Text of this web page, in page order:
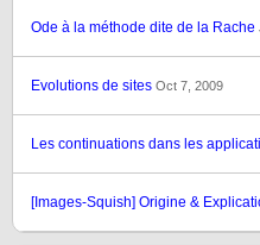
Ode à la méthode dite de la Rache
Evolutions de sites Oct 7, 2009
Les continuations dans les
[Images-Squish] Origine &